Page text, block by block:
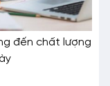
đến chất lượng